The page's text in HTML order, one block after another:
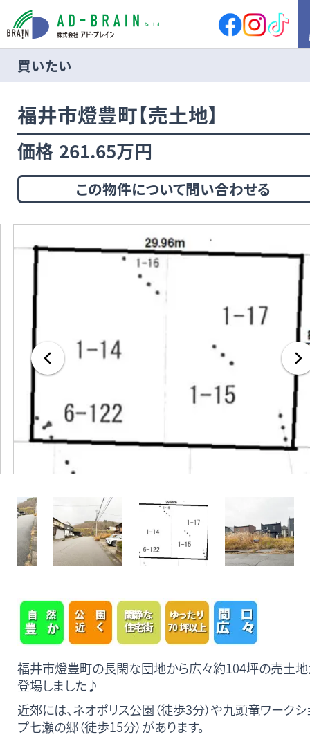
HOME
買いたい
売地
中古戸建
店舗付住宅
マンション
アパート
その他
借りたい 店舗・事務所
土地
サポート内容
売却の流れ
無料査定・売却・買取
お役立ち
情報
資産活用・売却の豆知識
会社案内
スタッフ紹介
メールでお問合せ 無料査定 アド・ブレインの
買いたい
福井市燈豊町【売土地】
価格 261.65万円
この物件について問い合わせる
福井市燈豊町の長閑な団地から広々約104坪の売土
登場しました♪
近郊には、ネオポリス公園（徒歩3分）や九頭竜ワークシ
プ七瀬の郷（徒歩15分）があります。